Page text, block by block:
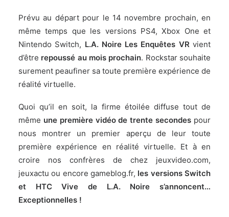
Prévu au départ pour le 14 novembre prochain, en
même temps que les versions PS4, Xbox One et
Nintendo Switch, L.A. NoireLes Enquêtes VRvient
d’être repoussé au mois prochain. Rockstar souhaite
surement peaufiner sa toute première expérience de
réalité virtuelle.
Quoi qu’il en soit, la firme étoilée diffuse tout de
même une première vidéo de trente secondes pour
nous montrer un premier aperçu de leur toute
première expérience en réalité virtuelle. Et à en
croire nos confrères de chez jeuxvideo.com,
jeuxactu ou encore gameblog.fr, les versions Switch
et HTC Vive de L.A. Noire s’annoncent…
Exceptionnelles !